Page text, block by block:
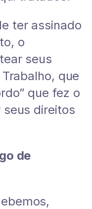
ter assinado
o
seus
que
que fez o
direitos
de